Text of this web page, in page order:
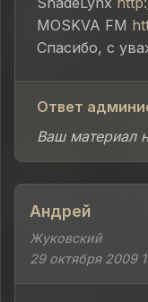
MOSKVA FM
Спасибо, с
Ответ
Ваш материал
Андрей
Жуковский
29 октября 2009